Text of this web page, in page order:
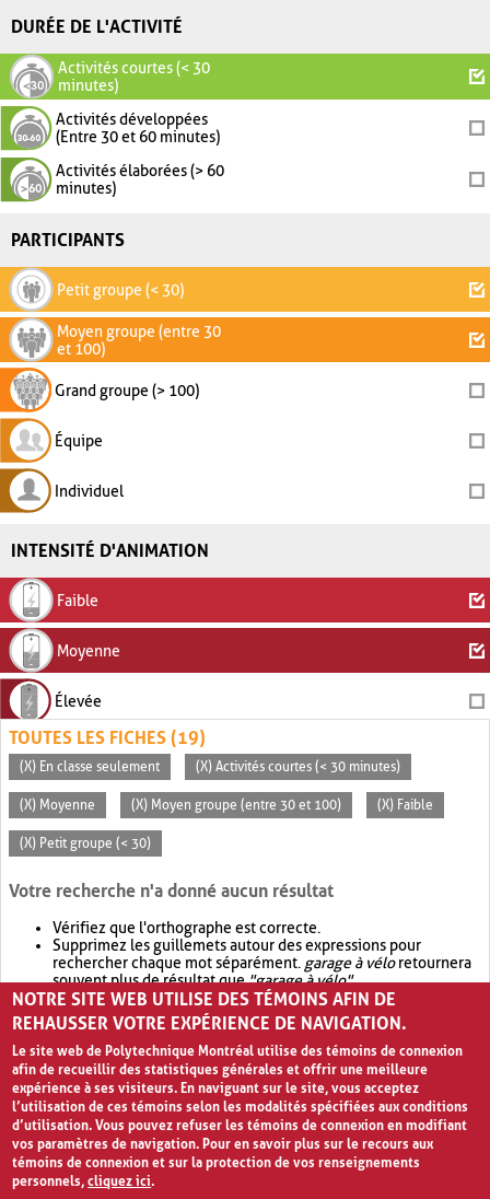
DURÉE DE L'ACTIVITÉ
Activités courtes (< 30
minutes)
Activités développées
(Entre 30 et 60 minutes)
Activités élaborées (> 60
minutes)
PARTICIPANTS
Petit groupe (< 30)
Moyen groupe (entre 30
et 100)
Grand groupe (> 100)
Équipe
Individuel
INTENSITÉ D'ANIMATION
Faible
Moyenne
Élevée
TOUTES LES FICHES (19)
(X) En classe seulement (X) Activités courtes (< 30 minutes)
(X) Moyenne (X) Moyen groupe (entre 30 et 100) (X) Faible
(X) Petit groupe (< 30)
Votre recherche n'a donné aucun résultat
Vérifiez que l'orthographe est correcte.
Supprimez les guillemets autour des expressions pour
rechercher chaque mot séparément. garage à véloretournera
souvent plus de résultat que"garage à vélo".
Envisagez d'élargir votre recherche avec OR.garage OR vélo
retournera souvent plus de résultat quegarage à vélo
NOTRE SITE WEB UTILISE DES TÉMOINS AFIN DE
REHAUSSER VOTRE EXPÉRIENCE DE NAVIGATION.
Le site web de Polytechnique Montréal utilise des témoins de connexion
afin de recueillir des statistiques générales et offrir une meilleure
expérience à ses visiteurs. En naviguant sur le site, vous acceptez
l’utilisation de ces témoins selon les modalités spécifiées aux conditions
d’utilisation. Vous pouvez refuser les témoins de connexion en modifiant
vos paramètres de navigation. Pour en savoir plus sur le recours aux
témoins de connexion et sur la protection de vos renseignements
personnels,cliquez ici.